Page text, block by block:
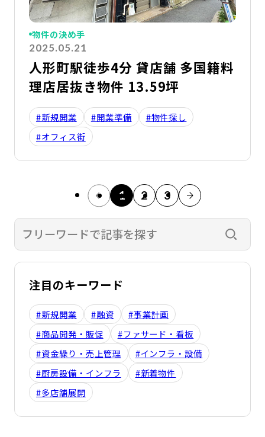
2025.05.21
物件の決め手
人形町駅徒歩4分 貸店舗 多国籍料
理店居抜き物件 13.59坪
#新規開業 #開業準備
#物件探し
#オフィス街
1 2 3
検索す
注目のキーワード
#新規開業 #融資
#事業計画
#商品開発・販促
#ファサード・看板
#資金繰り・売上管理
#インフラ・設備
#厨房設備・インフラ
#新着物件
#多店舗展開